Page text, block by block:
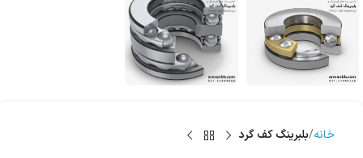
خانه بلبرینگ کف گرد